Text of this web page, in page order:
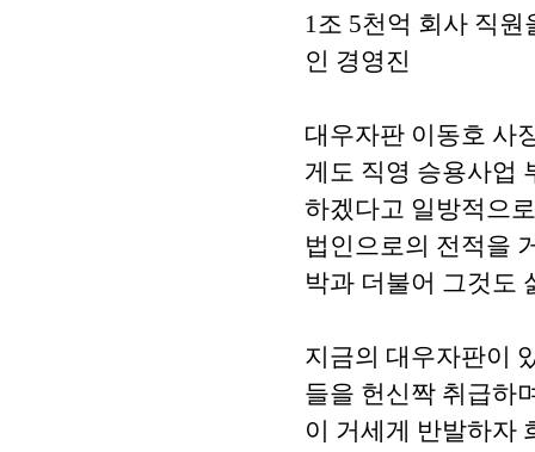
1조 5천억 회사 직
인 경영진
대우자판 이동호 사
게도 직영 승용사업
하겠다고 일방적으
법인으로의 전적을
박과 더불어 그것도
지금의 대우자판이
들을 헌신짝 취급하
이 거세게 반발하자